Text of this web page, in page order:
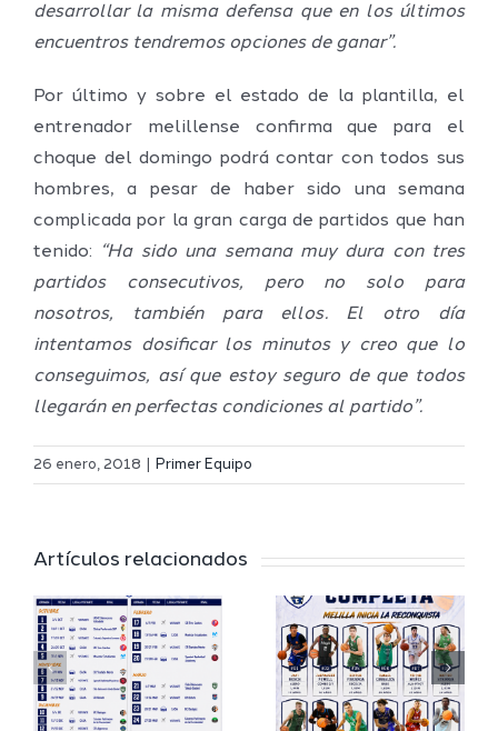
desarrollar la misma defensa que en los últimos
encuentros tendremos opciones de ganar”.
Por último y sobre el estado de la plantilla, el
entrenador melillense confirma que para el
choque del domingo podrá contar con todos sus
hombres, a pesar de haber sido una semana
complicada por la gran carga de partidos que han
tenido:
“Ha sido una semana muy dura con tres
partidos consecutivos, pero no solo para
nosotros, también para ellos. El otro día
intentamos dosificar los minutos y creo que lo
conseguimos, así que estoy seguro de que todos
llegarán en perfectas condiciones al partido”.
26 enero, 2018 Primer Equipo
Artículos relacionados
El Melilla
del
Deporte
completa
su
proyecto
Definidos
FEB y la
Copa
España
FEB para